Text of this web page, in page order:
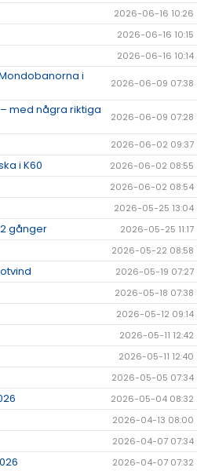
2026-06-16 10:26
2026-06-16 10:15
2026-06-16 10:14
i
2026-06-09 07:38
med några riktiga
2026-06-09 07:28
2026-06-02 09:37
i K60 2026-06-02 08:55
2026-06-02 08:54
2026-05-25 13:04
gånger 2026-05-25 11:17
2026-05-22 08:58
2026-05-19 07:27
2026-05-18 07:38
2026-05-12 09:14
2026-05-11 12:42
2026-05-11 12:40
2026-05-05 07:34
2026-05-04 08:32
2026-04-13 08:00
2026-04-07 07:34
2026-04-07 07:32